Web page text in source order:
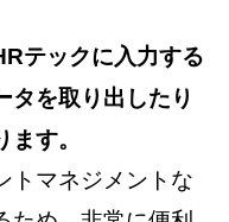
テックに入力する
タを取り出したり
す。
トマネジメントな